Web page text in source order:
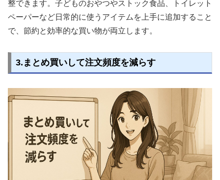
整できます。子どものおやつやストック食品、トイレット
ペーパーなど日常的に使うアイテムを上手に追加すること
で、節約と効率的な買い物が両立します。
3.まとめ買いして注文頻度を減らす